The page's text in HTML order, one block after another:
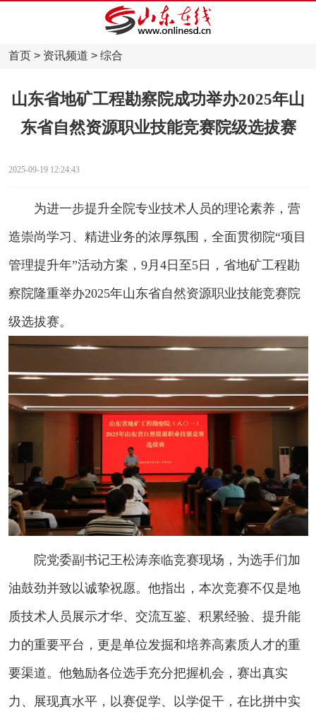
首页> 资讯频道 > 综合
山东省地矿工程勘察院成功举办2025年山
东省自然资源职业技能竞赛院级选拔赛
2025-09-19 12:24:43
为进一步提升全院专业技术人员的理论素养，营
造崇尚学习、精进业务的浓厚氛围，全面贯彻院“项目
管理提升年”活动方案，9月4日至5日，省地矿工程勘
察院隆重举办2025年山东省自然资源职业技能竞赛院
级选拔赛。
院党委副书记王松涛亲临竞赛现场，为选手们加
油鼓劲并致以诚挚祝愿。他指出，本次竞赛不仅是地
质技术人员展示才华、交流互鉴、积累经验、提升能
力的重要平台，更是单位发掘和培养高素质人才的重
要渠道。他勉励各位选手充分把握机会，赛出真实
力、展现真水平，以赛促学、以学促干，在比拼中实